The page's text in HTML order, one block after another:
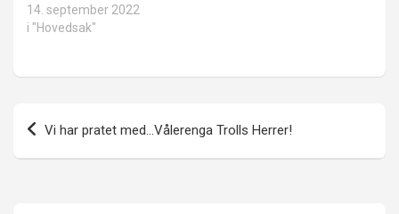
14. september 2022
i "Hovedsak"
Innleggsnavigasjon
Vi har pratet med…Vålerenga Trolls Herrer!